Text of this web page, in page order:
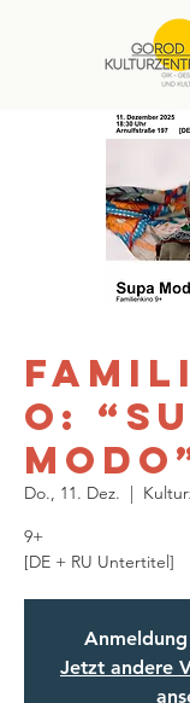
o:
Do., 11. Dez.
  |
9+
[DE + RU Untertitel]
Anmeldung
Jetzt andere